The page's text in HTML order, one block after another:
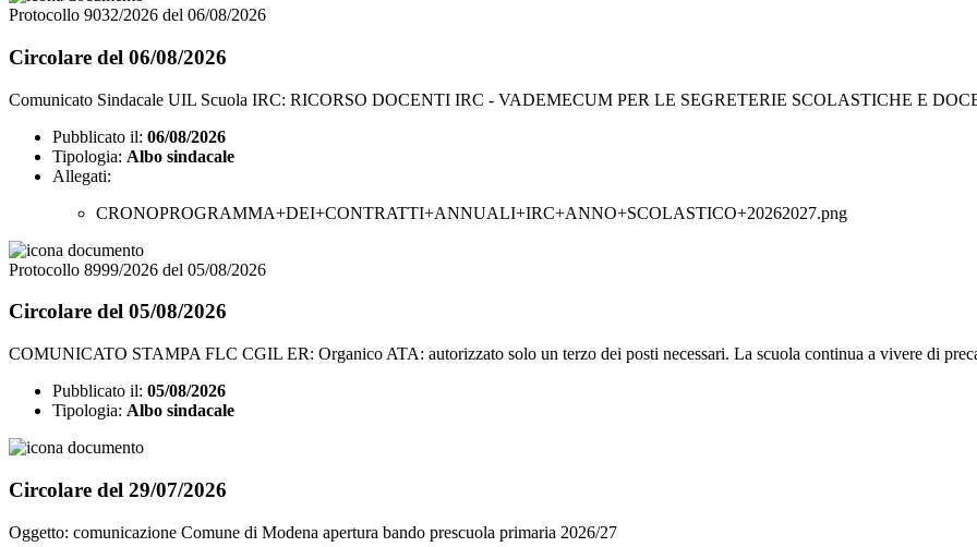
Protocollo 9032/2026 del 06/08/2026
Circolare del 06/08/2026
Comunicato Sindacale UIL Scuola IRC: RICORSO DOCENTI IRC - VADEMECUM PER LE SEGRETERIE SCOLASTICHE E
Pubblicato il: 06/08/2026
Tipologia: Albo sindacale
Allegati:
CRONOPROGRAMMA+DEI+CONTRATTI+ANNUALI+IRC+ANNO+SCOLASTICO+20262027.png
Protocollo 8999/2026 del 05/08/2026
Circolare del 05/08/2026
COMUNICATO STAMPA FLC CGIL ER: Organico ATA: autorizzato solo un terzo dei posti necessari. La scuola continua a vivere di
Pubblicato il: 05/08/2026
Tipologia: Albo sindacale
Circolare del 29/07/2026
Oggetto: comunicazione Comune di Modena apertura bando prescuola primaria 2026/27